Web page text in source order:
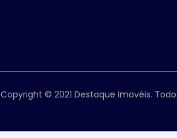
Copyright © 2021 Destaque Imovéis.